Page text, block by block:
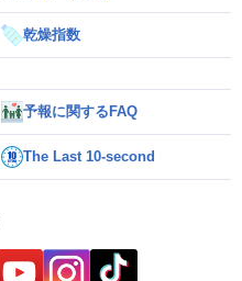
乾燥指数
予報に関するFAQ
The Last 10-second